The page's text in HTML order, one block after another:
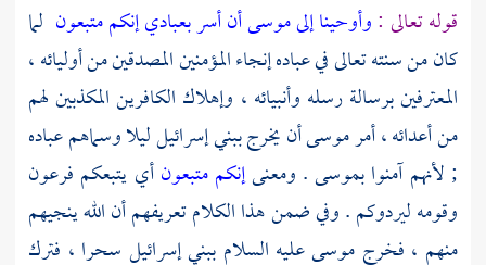
قوله تعالى :وأوحينا إلى موسى أن أسر بعبادي إنكم متبعون لما
كان من سنته تعالى في عباده إنجاء المؤمنين المصدقين من أوليائه ،
المعترفين برسالة رسله وأنبيائه ، وإهلاك الكافرين المكذبين لهم
من أعدائه ، أمرموسىأن يخرجببني إسرائيلليلا وسماهم عباده
; لأنهم آمنوابموسى. ومعنىإنكم متبعونأي يتبعكم فرعون
وقومه ليردوكم . وفي ضمن هذا الكلام تعريفهم أن الله ينجيهم
منهم ، فخرج موسىعليه السلام ببني إسرائيل سحرا ، فترك